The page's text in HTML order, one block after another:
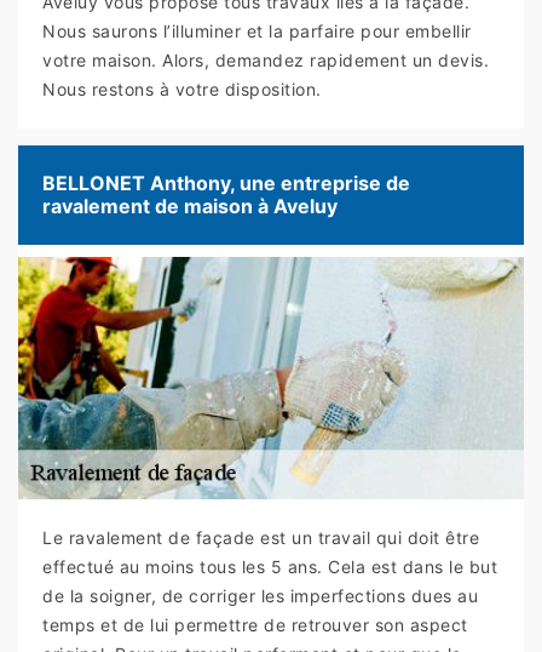
Nous saurons l’illuminer et la parfaire pour embellir
votre maison. Alors, demandez rapidement un devis.
Nous restons à votre disposition.
BELLONET Anthony, une entreprise de
ravalement de maison à Aveluy
Le ravalement de façade est un travail qui doit être
effectué au moins tous les 5 ans. Cela est dans le but
de la soigner, de corriger les imperfections dues au
temps et de lui permettre de retrouver son aspect